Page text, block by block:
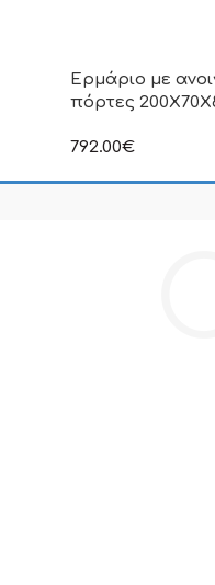
Ερμάριο με
πόρτες
792.00€